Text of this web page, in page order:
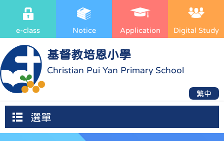
基督教培恩小學
Christian Pui Yan Primary School
e-class Notice Application Digital Study
繁中
選單